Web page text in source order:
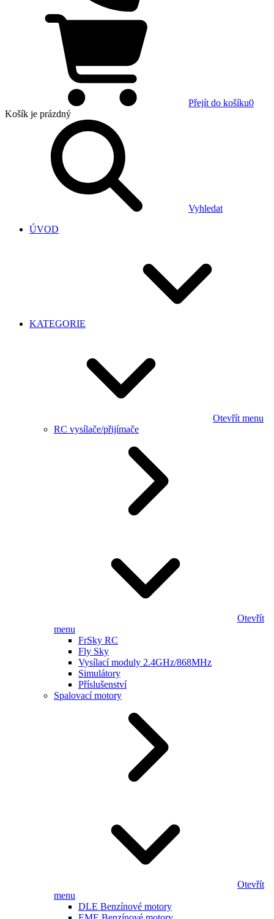
Přejít do košíku0
Košík je prázdný
Vyhledat
ÚVOD
KATEGORIE
Otevřít menu
RC vysílače/přijímače
Otevřít
menu
FrSky RC
Fly Sky
Vysílací moduly 2.4GHz/868MHz
Simulátory
Příslušenství
Spalovací motory
Otevřít
menu
DLE Benzínové motory